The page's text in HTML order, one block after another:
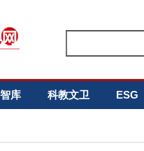
智库 科教文卫 ESG